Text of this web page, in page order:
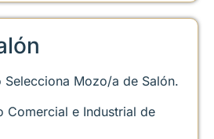
Selecciona Mozo/a de Salón.
Comercial e Industrial de